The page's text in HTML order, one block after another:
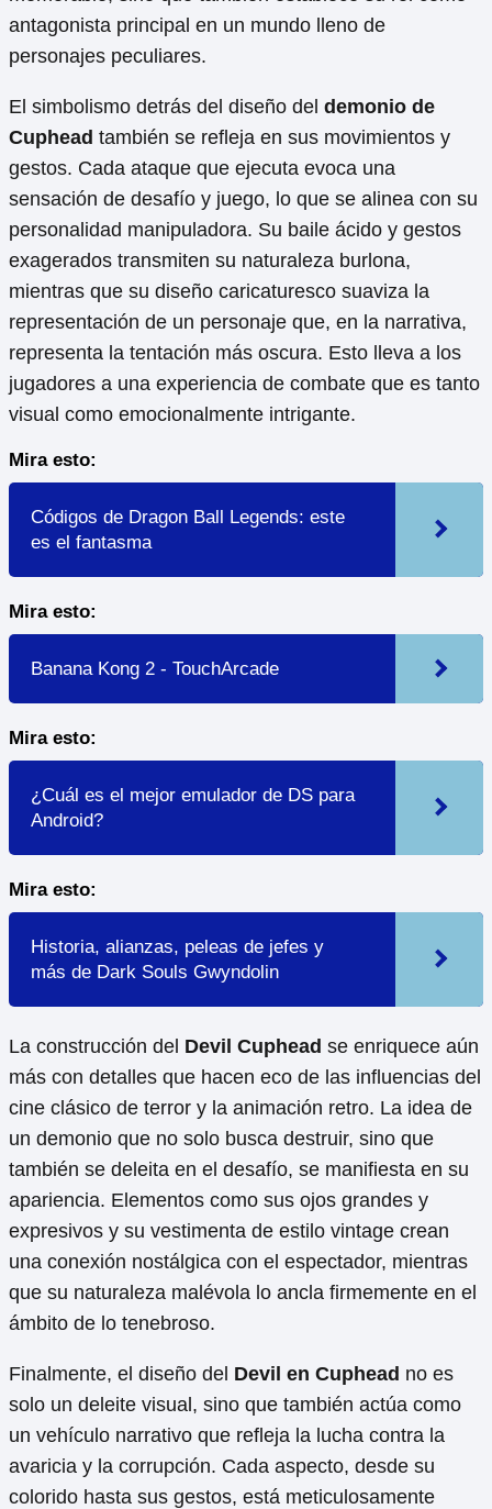
antagonista principal en un mundo lleno de
personajes peculiares.
El simbolismo detrás del diseño del demonio de
Cuphead también se refleja en sus movimientos y
gestos. Cada ataque que ejecuta evoca una
sensación de desafío y juego, lo que se alinea con su
personalidad manipuladora. Su baile ácido y gestos
exagerados transmiten su naturaleza burlona,
mientras que su diseño caricaturesco suaviza la
representación de un personaje que, en la narrativa,
representa la tentación más oscura. Esto lleva a los
jugadores a una experiencia de combate que es tanto
visual como emocionalmente intrigante.
Mira esto:
Códigos de Dragon Ball Legends: este
es el fantasma
Mira esto:
Banana Kong 2 - TouchArcade
Mira esto:
¿Cuál es el mejor emulador de DS para
Android?
Mira esto:
Historia, alianzas, peleas de jefes y
más de Dark Souls Gwyndolin
La construcción del Devil Cuphead se enriquece aún
más con detalles que hacen eco de las influencias del
cine clásico de terror y la animación retro. La idea de
un demonio que no solo busca destruir, sino que
también se deleita en el desafío, se manifiesta en su
apariencia. Elementos como sus ojos grandes y
expresivos y su vestimenta de estilo vintage crean
una conexión nostálgica con el espectador, mientras
que su naturaleza malévola lo ancla firmemente en el
ámbito de lo tenebroso.
Finalmente, el diseño del Devil en Cuphead no es
solo un deleite visual, sino que también actúa como
un vehículo narrativo que refleja la lucha contra la
avaricia y la corrupción. Cada aspecto, desde su
colorido hasta sus gestos, está meticulosamente